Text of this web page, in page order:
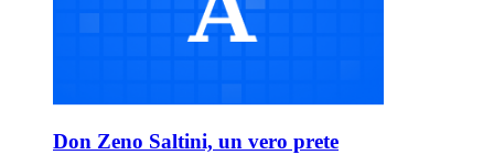
Don Zeno Saltini, un vero prete